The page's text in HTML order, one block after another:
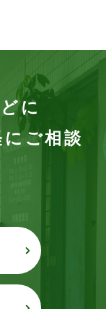
に
ご相談